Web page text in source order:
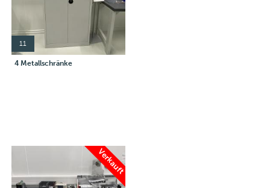
11
4 Metallschränke
Verkauft